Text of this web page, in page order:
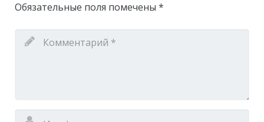
Обязательные поля помечены *